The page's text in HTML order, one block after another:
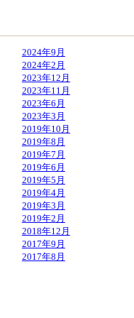
2024年9月
2024年2月
2023年12月
2023年11月
2023年6月
2023年3月
2019年10月
2019年8月
2019年7月
2019年6月
2019年5月
2019年4月
2019年3月
2019年2月
2018年12月
2017年9月
2017年8月